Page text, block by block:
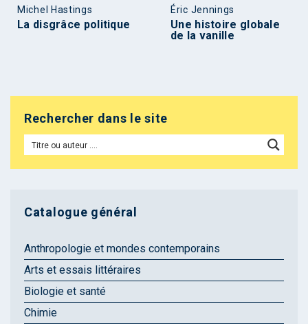
Michel Hastings
La disgrâce politique
Éric Jennings
Une histoire globale
de la vanille
Rechercher dans le site
Catalogue général
Anthropologie et mondes contemporains
Arts et essais littéraires
Biologie et santé
Chimie